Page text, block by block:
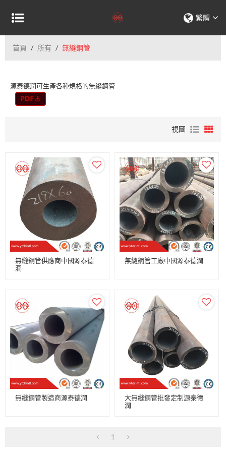
繁體
首頁 / 所有 / 無縫鋼管
源泰德潤可生產各種規格的無縫鋼管
視圖
無縫鋼管供應商中國源泰德
潤
無縫鋼管工廠中國源泰德潤
無縫鋼管製造商源泰德潤
大無縫鋼管批發定制源泰德
潤
1